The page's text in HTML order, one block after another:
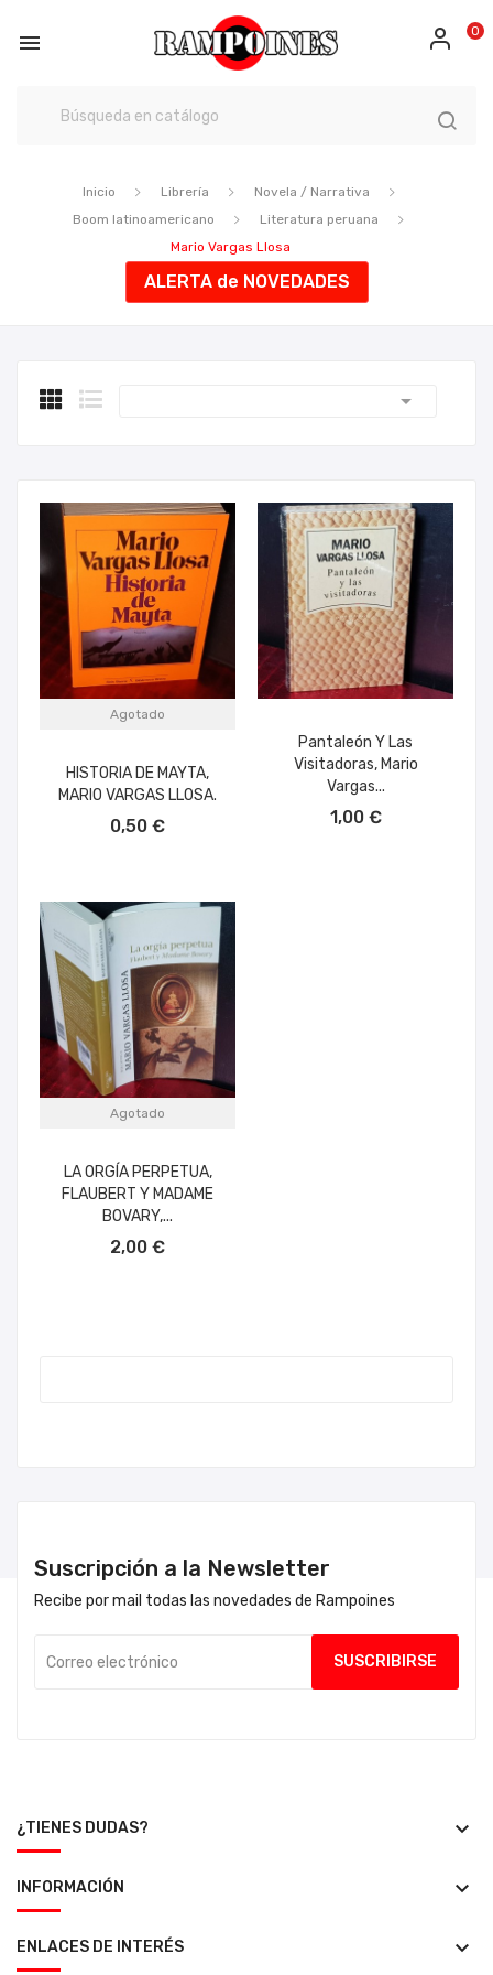
 0
Inicio Librería
Novela / Narrativa
Boom latinoamericano
Literatura peruana
Mario Vargas Llosa
ALERTA de NOVEDADES

Agotado
HISTORIA DE MAYTA,
MARIO VARGAS LLOSA.
0,50 €
Pantaleón Y Las
Visitadoras, Mario
Vargas...
1,00 €
Agotado
LA ORGÍA PERPETUA,
FLAUBERT Y MADAME
BOVARY,...
2,00 €
Suscripción a la Newsletter
Recibe por mail todas las novedades de Rampoines
¿TIENES DUDAS? keyboard_arrow_down
INFORMACIÓN keyboard_arrow_down
ENLACES DE INTERÉS keyboard_arrow_down